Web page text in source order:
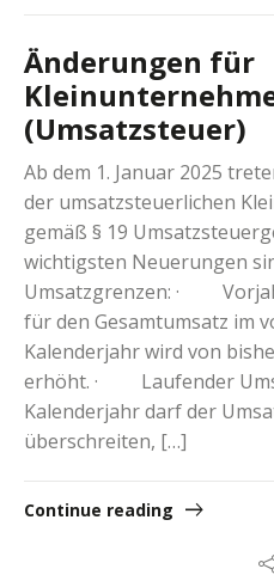
Änderungen für
(Umsatzsteuer)
Ab dem 1. Januar 2025
der umsatzsteuerlichen
gemäß § 19
wichtigsten Neuerungen
Umsatzgrenzen: ·
für den Gesamtumsatz im
Kalenderjahr wird von
erhöht. · Laufender
Kalenderjahr darf der
überschreiten, […]
Continue reading